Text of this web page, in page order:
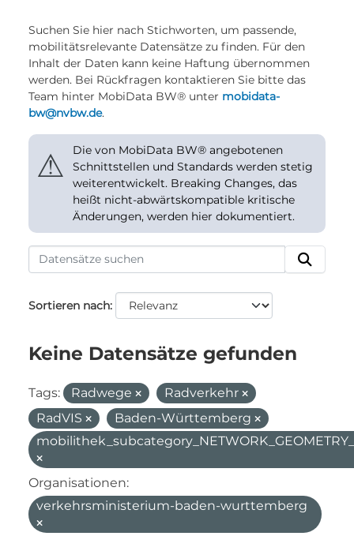
Suchen Sie hier nach Stichworten, um passende,
mobilitätsrelevante Datensätze zu finden. Für den
Inhalt der Daten kann keine Haftung übernommen
werden. Bei Rückfragen kontaktieren Sie bitte das
Team hinter MobiData BW® unter mobidata-
bw@nvbw.de.
⚠
Die von MobiData BW® angebotenen
Schnittstellen und Standards werden stetig
weiterentwickelt. Breaking Changes, das
heißt nicht-abwärtskompatible kritische
Änderungen, werden hier dokumentiert.
Sortieren nach
Keine Datensätze gefunden
Tags: Radwege
Radverkehr
RadVIS
Baden-Württemberg
Organisationen:
verkehrsministerium-baden-wurttemberg